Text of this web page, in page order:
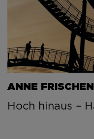
ANNE
Hoch hinaus –